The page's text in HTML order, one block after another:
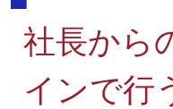
社長から
インで行